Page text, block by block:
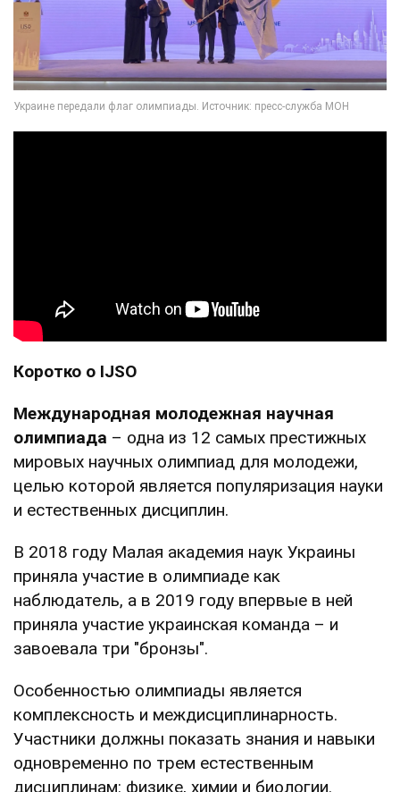
Коротко о IJSO
Международная молодежная научная
олимпиада – одна из 12 самых престижных
мировых научных олимпиад для молодежи,
целью которой является популяризация науки
и естественных дисциплин.
В 2018 году Малая академия наук Украины
приняла участие в олимпиаде как
наблюдатель, а в 2019 году впервые в ней
приняла участие украинская команда – и
завоевала три "бронзы".
Особенностью олимпиады является
комплексность и междисциплинарность.
Участники должны показать знания и навыки
одновременно по трем естественным
дисциплинам: физике, химии и биологии.